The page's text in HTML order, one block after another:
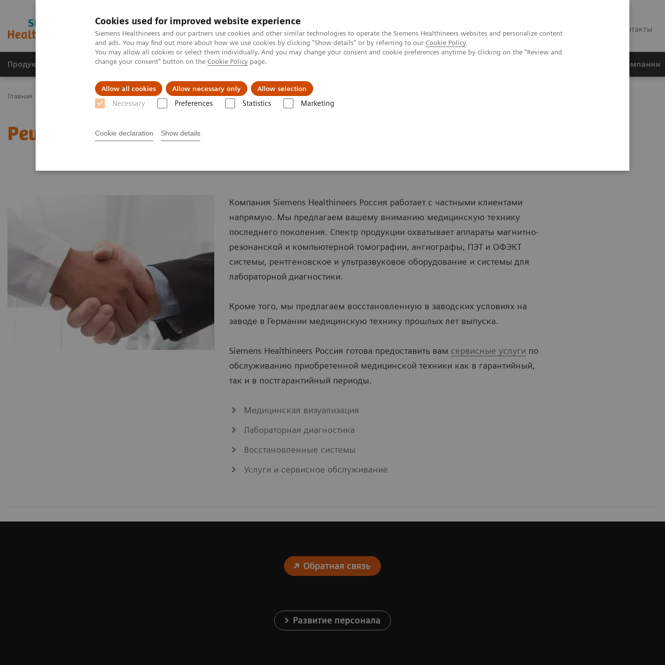
Cookies used for improved website experience
Siemens Healthineers and our partners use cookies and other similar technologies to operate the Siemens Healthineers websites and personalize content
and ads. You may find out more about how we use cookies by clicking "Show details" or by referring to our Cookie Policy.
You may allow all cookies or select them individually. And you may change your consent and cookie preferences anytime by clicking on the "Review and
change your consent" button on the Cookie Policy page.
Allow all cookies Allow necessary only Allow selection
Necessary Preferences Statistics Marketing
Cookie declaration Show details
Контакты
Продукты и решения Клинические направления О компании
Главная Решения для частных клиентов
Решения для частных клиентов
Компания Siemens Healthineers Россия работает с частными клиентами
напрямую. Мы предлагаем вашему вниманию медицинскую технику
последнего поколения. Спектр продукции охватывает аппараты магнитно-
резонанской и компьютерной томографии, ангиографы, ПЭТ и ОФЭКТ
системы, рентгеновское и ультразвуковое оборудование и системы для
лабораторной диагностики.
Кроме того, мы предлагаем восстановленную в заводских условиях на
заводе в Германии медицинскую технику прошлых лет выпуска.
Siemens Healthineers Россия готова предоставить вам сервисные услуги по
обслуживанию приобретенной медицинской техники как в гарантийный,
так и в постгарантийный периоды.
Медицинская визуализация
Лабораторная диагностика
Восстановленные системы
Услуги и сервисное обслуживание
Обратная связь
Развитие персонала